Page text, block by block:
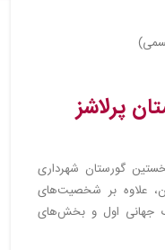
پرلاشز
گورستان شهرداری
علاوه بر شخصیت‌های
جهانی اول و بخش‌های